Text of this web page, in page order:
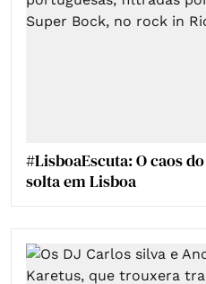
#LisboaEscuta: O caos
solta em Lisboa